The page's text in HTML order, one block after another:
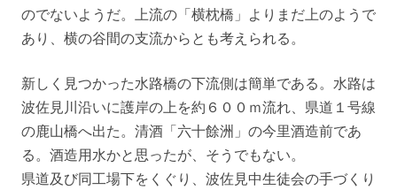
のでないようだ。上流の「横枕橋」よりまだ上のようで
あり、横の谷間の支流からとも考えられる。
新しく見つかった水路橋の下流側は簡単である。水路は
波佐見川沿いに護岸の上を約６００ｍ流れ、県道１号線
の鹿山橋へ出た。清酒「六十餘洲」の今里酒造前であ
る。酒造用水かと思ったが、そうでもない。
県道及び同工場下をくぐり、波佐見中生徒会の手づくり